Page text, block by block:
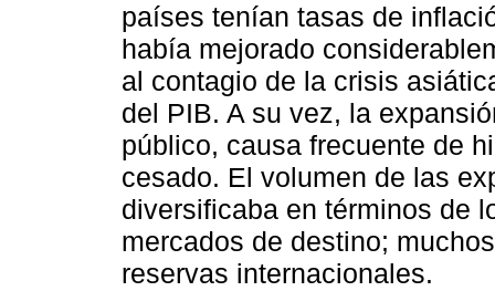
países tenían tasas de
había mejorado
al contagio de la crisis
del PIB. A su vez, la
público, causa frecuente de
cesado. El volumen de las
diversificaba en términos de
mercados de destino;
reservas internacionales.